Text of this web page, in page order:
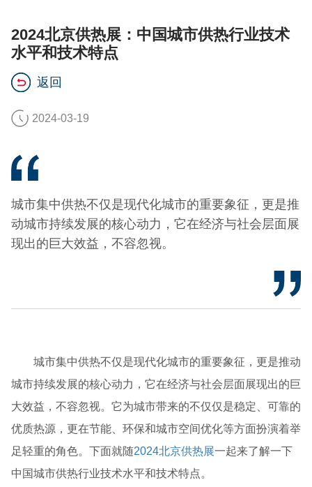
2024北京供热展：中国城市供热行业技术
水平和技术特点
返回
2024-03-19
城市集中供热不仅是现代化城市的重要象征，更是推
动城市持续发展的核心动力，它在经济与社会层面展
现出的巨大效益，不容忽视。
城市集中供热不仅是现代化城市的重要象征，更是推动
城市持续发展的核心动力，它在经济与社会层面展现出的巨
大效益，不容忽视。它为城市带来的不仅仅是稳定、可靠的
优质热源，更在节能、环保和城市空间优化等方面扮演着举
足轻重的角色。下面就随2024北京供热展一起来了解一下
中国城市供热行业技术水平和技术特点。